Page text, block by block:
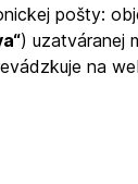
pošty:
) uzatváranej
na